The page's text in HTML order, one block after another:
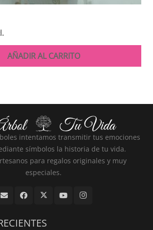
AÑADIR AL CARRITO
intentamos transmitir tus emociones
símbolos la historia de tu vida.
para regalos originales y muy
especiales.